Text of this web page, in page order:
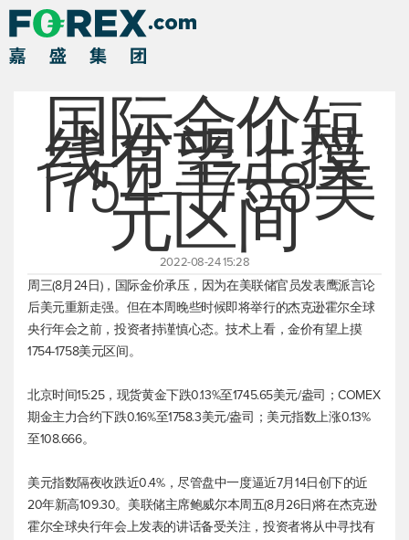
国际金价短
线有望上摸
1754-1758美
元区间
2022-08-24 15:28
周三(8月24日)，国际金价承压，因为在美联储官员发表鹰派言论
后美元重新走强。但在本周晚些时候即将举行的杰克逊霍尔全球
央行年会之前，投资者持谨慎心态。技术上看，金价有望上摸
1754-1758美元区间。
北京时间15:25， 现货黄金下跌0.13%至1745.65美元/盎司；COMEX
期金主力合约下跌0.16%至1758.3美元/盎司； 美元指数上涨0.13%
至108.666。
美元指数隔夜收跌近0.4%，尽管盘中一度逼近7月14日创下的近
20年新高109.30。美联储主席鲍威尔本周五(8月26日)将在杰克逊
霍尔全球央行年会上发表的讲话备受关注，投资者将从中寻找有